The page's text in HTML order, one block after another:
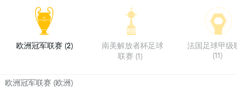
欧洲冠军联赛 (2)
南美解放者杯足球
法国足球甲级
(11)
欧洲冠军联赛 (欧洲)